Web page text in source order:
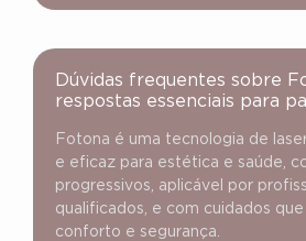
Dúvidas frequentes sobre
respostas essenciais para
Fotona é uma tecnologia de
e eficaz para estética e saúde,
progressivos, aplicável por
qualificados, e com cuidados
conforto e segurança.